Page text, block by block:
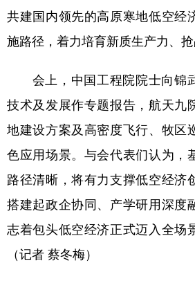
四川 贵州 云
多语种频道
English Español
Русский язык 日
Deutsch Português
共建国内领先的高原寒地低空经
施路径，着力培育新质生产力、抢
会上，中国工程院院士向锦
技术及发展作专题报告，航天九
地建设方案及高密度飞行、牧区
色应用场景。与会代表们认为，
路径清晰，将有力支撑低空经济
搭建起政企协同、产学研用深度
志着包头低空经济正式迈入全场
（记者 蔡冬梅）